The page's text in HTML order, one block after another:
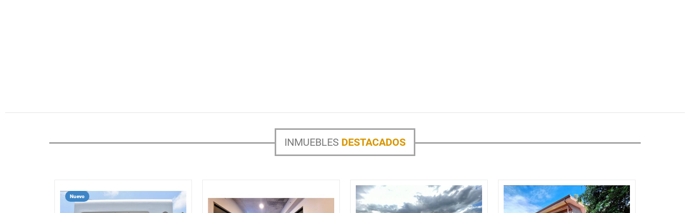
INMUEBLES DESTACADOS
Nuevo